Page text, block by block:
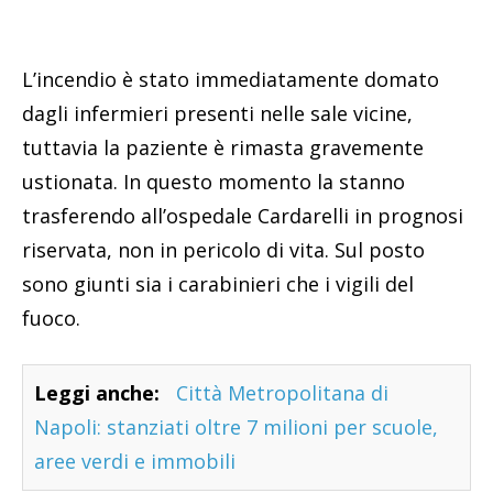
L’incendio è stato immediatamente domato
dagli infermieri presenti nelle sale vicine,
tuttavia la paziente è rimasta gravemente
ustionata. In questo momento la stanno
trasferendo all’ospedale Cardarelli in prognosi
riservata, non in pericolo di vita. Sul posto
sono giunti sia i carabinieri che i vigili del
fuoco.
Leggi anche:
Città Metropolitana di
Napoli: stanziati oltre 7 milioni per scuole,
aree verdi e immobili